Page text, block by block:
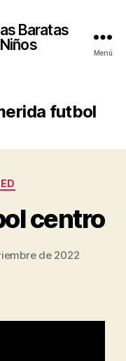
Baratas
Menú
futbol
centro
de 2022